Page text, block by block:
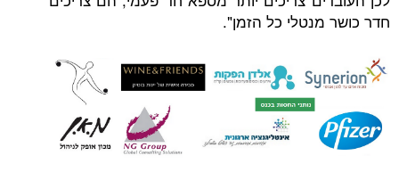
כל הזמן".